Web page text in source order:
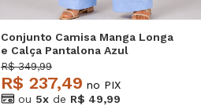
Conjunto Camisa Manga Longa
e Calça Pantalona Azul
Salvatore
R$ 349,99
R$ 237,49 no PIX
ou 5x de R$ 49,99